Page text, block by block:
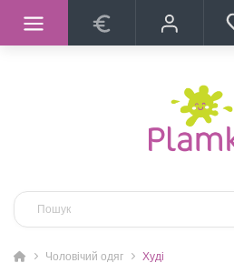
Чоловічий одяг Худі